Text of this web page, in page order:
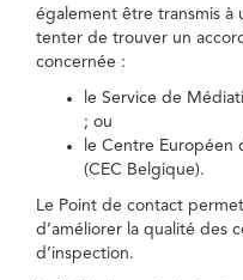
également être transmis à
tenter de trouver un
concernée :
le Service de
; ou
le Centre Européen
(CEC Belgique).
Le Point de contact
d’améliorer la qualité des
d’inspection.